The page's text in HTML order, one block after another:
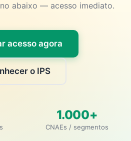
abaixo — acesso imediato.
acesso agora
o IPS
1.000+
CNAEs / segmentos